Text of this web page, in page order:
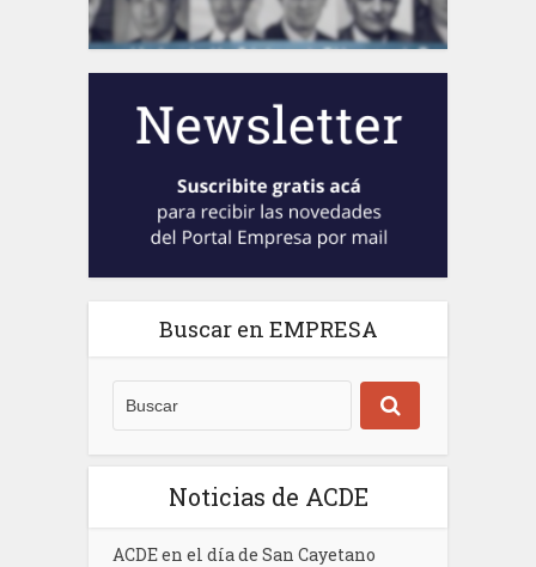
Buscar en EMPRESA
Noticias de ACDE
ACDE en el día de San Cayetano